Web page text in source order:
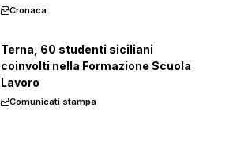
Cronaca
Terna, 60 studenti siciliani
coinvolti nella Formazione Scuola
Lavoro
Comunicati stampa